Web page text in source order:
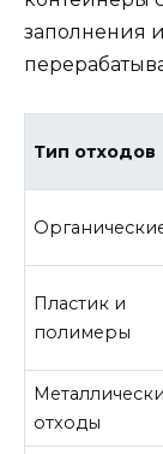
заполнения
Тип отходов
Пластик и
полимеры
отходы